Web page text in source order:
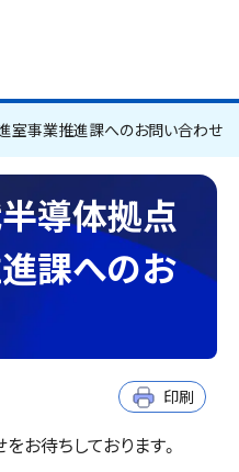
室事業推進課へのお問い合わせ
導体拠点
課へのお
印刷
お待ちしております。